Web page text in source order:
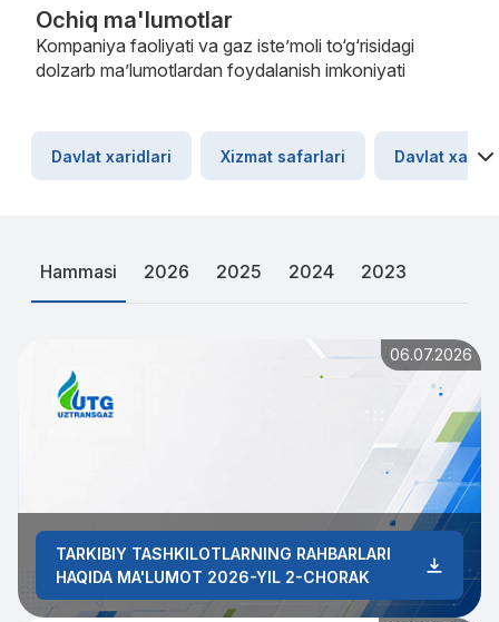
Ochiq ma'lumotlar
Kompaniya faoliyati va gaz iste’moli to‘g‘risidagi
dolzarb ma’lumotlardan foydalanish imkoniyati
Davlat xaridlari Xizmat safarlari Davlat
Hammasi 2026 2025 2024 2023
06.07.2026
TARKIBIY TASHKILOTLARNING RAHBARLARI
HAQIDA MA'LUMOT 2026-YIL 2-CHORAK